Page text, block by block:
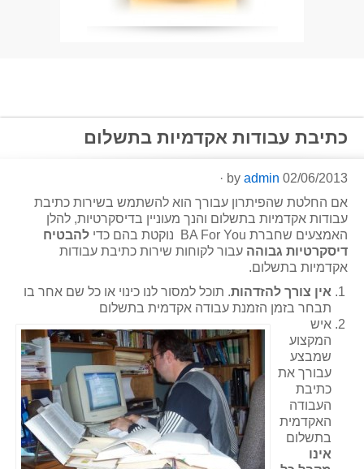
כתיבת עבודות אקדמיות בתשלום
02/06/2013
admin
·
אם החלטת שהפיתרון עבורך הוא להשתמש בשירות כתיבת
עבודות אקדמיות בתשלום והנך מעוניין בדיסקרטיות, להלן
האמצעים שחברת BA For You נוקטת בהם כדי
להבטיח
דיסקרטיות גבוהה עבור לקוחות שירות כתיבת עבודות
אקדמיות בתשלום.
אין צורך להזדהות. תוכל למסור לנו כינוי או כל שם אחר בו
תבחר בזמן הזמנת עבודה אקדמית בתשלום
איש
המקצוע
שמבצע
עבורך את
כתיבת
העבודה
האקדמית
בתשלום
אינו